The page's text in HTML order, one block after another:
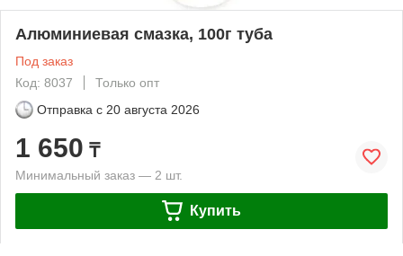
Алюминиевая смазка, 100г туба
Под заказ
Код: 8037
Только опт
Отправка с 20 августа 2026
1 650 ₸
Минимальный заказ — 2 шт.
Купить